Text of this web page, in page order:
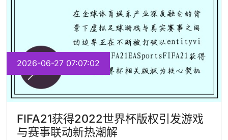
2026-06-27 07:07:02
FIFA21获得2022世界杯版权引发游戏
与赛事联动新热潮解